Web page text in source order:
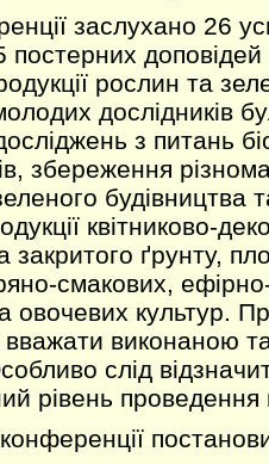
заслухано 26
постерних
рослин та
дослідників
з питань
збереження
будівництва
квітниково-
закритого ґрунту,
смакових,
овочевих культур.
вважати виконаною
слід
рівень проведення